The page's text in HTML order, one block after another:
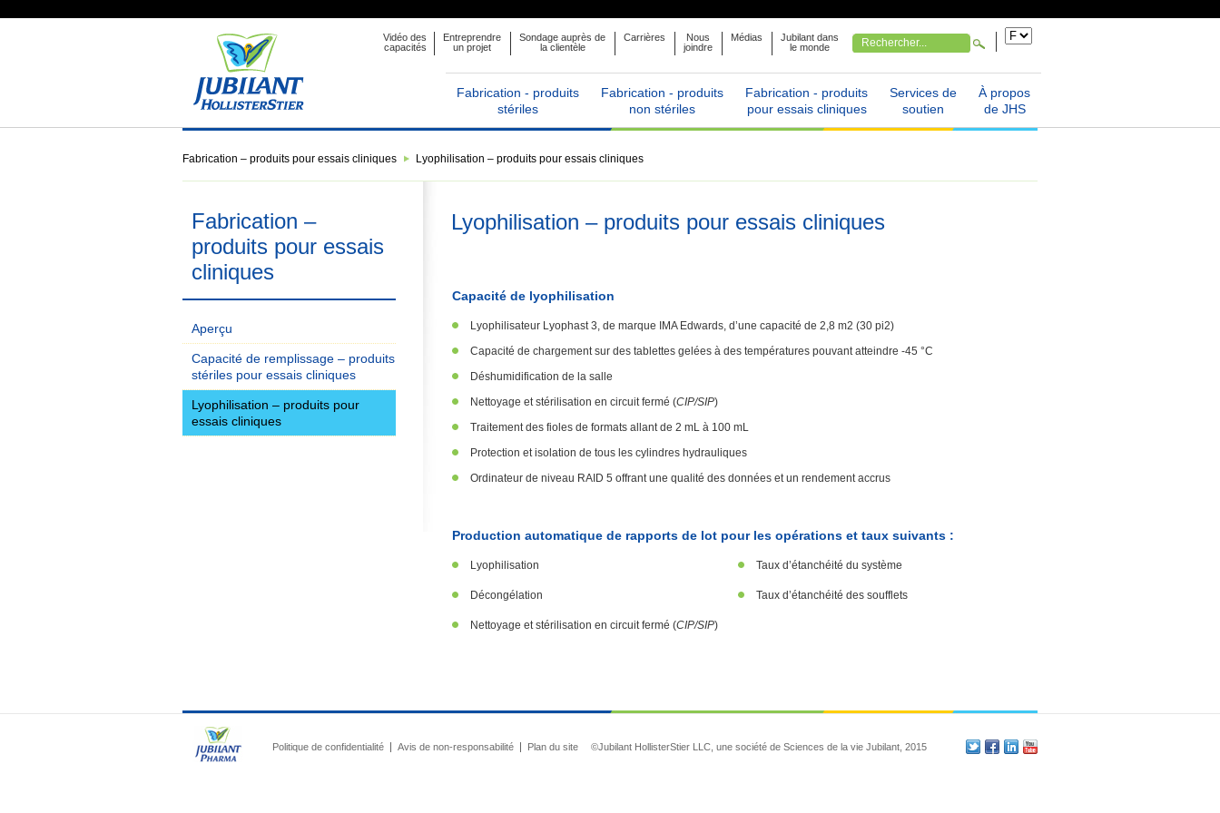
Vidéo des
capacités
Entreprendre
un projet
Sondage auprès de
la clientèle
Carrières
Nous
joindre
Médias
Jubilant dans
le monde
Fabrication - produits
stériles
Fabrication - produits
non stériles
Fabrication - produits
pour essais cliniques
Services de
soutien
À propos
de JHS
Fabrication – produits pour essais cliniques Lyophilisation – produits pour essais cliniques
Fabrication –
produits pour essais
cliniques
Aperçu
Capacité de remplissage – produits
stériles pour essais cliniques
Lyophilisation – produits pour
essais cliniques
Lyophilisation – produits pour essais cliniques
Capacité de lyophilisation
Lyophilisateur Lyophast 3, de marque IMA Edwards, d’une capacité de 2,8 m2 (30 pi2)
Capacité de chargement sur des tablettes gelées à des températures pouvant atteindre -45 °C
Déshumidification de la salle
Nettoyage et stérilisation en circuit fermé (CIP/SIP)
Traitement des fioles de formats allant de 2 mL à 100 mL
Protection et isolation de tous les cylindres hydrauliques
Ordinateur de niveau RAID 5 offrant une qualité des données et un rendement accrus
Production automatique de rapports de lot pour les opérations et taux suivants :
Lyophilisation Taux d’étanchéité du système
Décongélation Taux d’étanchéité des soufflets
Nettoyage et stérilisation en circuit fermé (CIP/SIP)
Politique de confidentialité Avis de non-responsabilité Plan du site ©Jubilant HollisterStier LLC, une société de Sciences de la vie Jubilant, 2015